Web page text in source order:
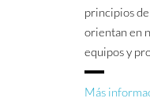
principios
orientan en
equipos y
Más